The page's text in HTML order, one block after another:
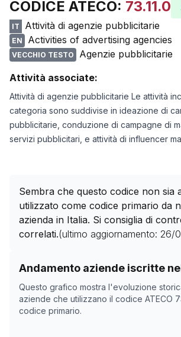
CODICE ATECO: 73.11.0
IT Attività di agenzie pubblicitarie
EN Activities of advertising agencies
VECCHIO TESTO
Agenzie pubblicitarie
Attività associate:
Attività di agenzie pubblicitarie Le attività
categoria sono suddivise in ideazione di
pubblicitarie, conduzione di campagne di
servizi pubblicitari, e attività di influencer
Sembra che questo codice non sia
utilizzato come codice primario da
azienda in Italia. Si consiglia di
correlati.(ultimo aggiornamento: 26/
Andamento aziende iscritte
Questo grafico mostra l'evoluzione
aziende che utilizzano il codice ATECO
codice primario.
Storico numero di aziende con
Data rilevazione
19/04/2025
16/11/2025